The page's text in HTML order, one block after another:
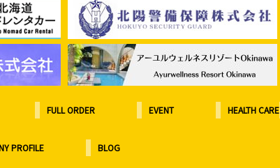
FULL ORDER EVENT HEALTH CARE
PROFILE BLOG